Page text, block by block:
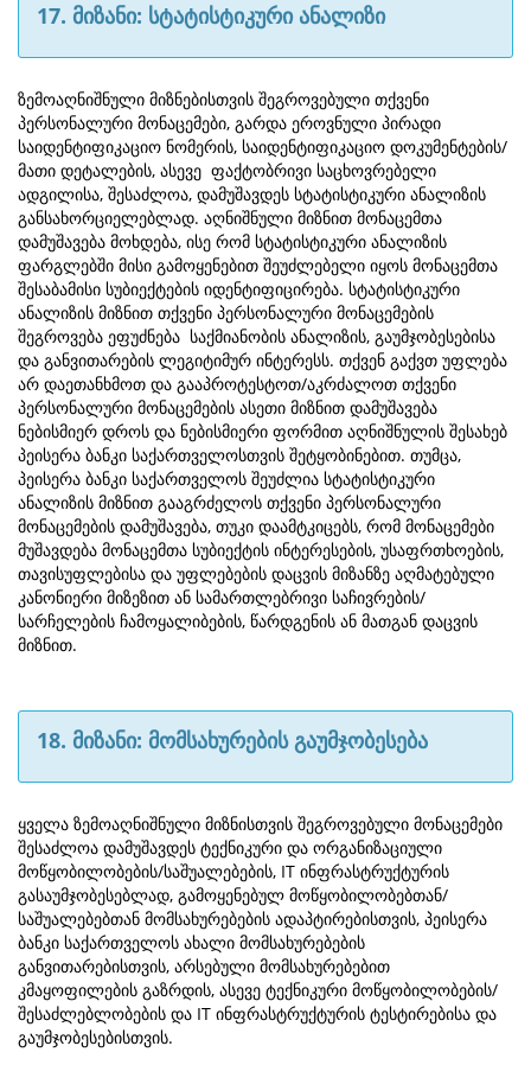
17. მიზანი: სტატისტიკური ანალიზი
ზემოაღნიშნული მიზნებისთვის შეგროვებული თქვენი
პერსონალური მონაცემები, გარდა ეროვნული პირადი
საიდენტიფიკაციო ნომერის, საიდენტიფიკაციო დოკუმენტების/
მათი დეტალების, ასევე ფაქტობრივი საცხოვრებელი
ადგილისა, შესაძლოა, დამუშავდეს სტატისტიკური ანალიზის
განსახორციელებლად. აღნიშნული მიზნით მონაცემთა
დამუშავება მოხდება, ისე რომ სტატისტიკური ანალიზის
ფარგლებში მისი გამოყენებით შეუძლებელი იყოს მონაცემთა
შესაბამისი სუბიექტების იდენტიფიცირება. სტატისტიკური
ანალიზის მიზნით თქვენი პერსონალური მონაცემების
შეგროვება ეფუძნება საქმიანობის ანალიზის, გაუმჯობესებისა
და განვითარების ლეგიტიმურ ინტერესს. თქვენ გაქვთ უფლება
არ დაეთანხმოთ და გააპროტესტოთ/აკრძალოთ თქვენი
პერსონალური მონაცემების ასეთი მიზნით დამუშავება
ნებისმიერ დროს და ნებისმიერი ფორმით აღნიშნულის შესახებ
პეისერა ბანკი საქართველოსთვის შეტყობინებით. თუმცა,
პეისერა ბანკი საქართველოს შეუძლია სტატისტიკური
ანალიზის მიზნით გააგრძელოს თქვენი პერსონალური
მონაცემების დამუშავება, თუკი დაამტკიცებს, რომ მონაცემები
მუშავდება მონაცემთა სუბიექტის ინტერესების, უსაფრთხოების,
თავისუფლებისა და უფლებების დაცვის მიზანზე აღმატებული
კანონიერი მიზეზით ან სამართლებრივი საჩივრების/
სარჩელების ჩამოყალიბების, წარდგენის ან მათგან დაცვის
მიზნით.
18. მიზანი: მომსახურების გაუმჯობესება
ყველა ზემოაღნიშნული მიზნისთვის შეგროვებული მონაცემები
შესაძლოა დამუშავდეს ტექნიკური და ორგანიზაციული
მოწყობილობების/საშუალებების, IT ინფრასტრუქტურის
გასაუმჯობესებლად, გამოყენებულ მოწყობილობებთან/
საშუალებებთან მომსახურებების ადაპტირებისთვის, პეისერა
ბანკი საქართველოს ახალი მომსახურებების
განვითარებისთვის, არსებული მომსახურებებით
კმაყოფილების გაზრდის, ასევე ტექნიკური მოწყობილობების/
შესაძლებლობების და IT ინფრასტრუქტურის ტესტირებისა და
გაუმჯობესებისთვის.